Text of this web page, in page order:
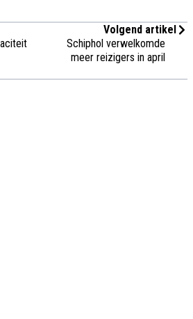
Volgend artikel
Schiphol verwelkomde
meer reizigers in april